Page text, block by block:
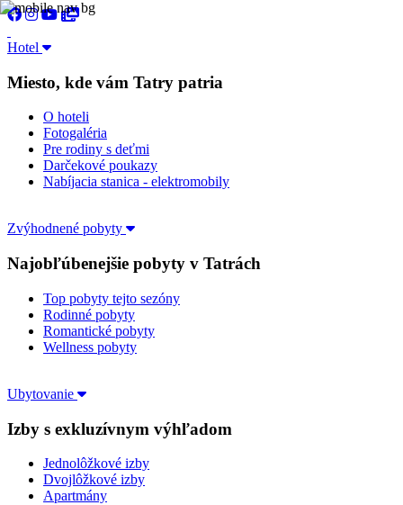
Hotel
Miesto, kde vám Tatry patria
O hoteli
Fotogaléria
Pre rodiny s deťmi
Darčekové poukazy
Nabíjacia stanica - elektromobily
Zvýhodnené pobyty
Najobľúbenejšie pobyty v Tatrách
Top pobyty tejto sezóny
Rodinné pobyty
Romantické pobyty
Wellness pobyty
Ubytovanie
Izby s exkluzívnym výhľadom
Jednolôžkové izby
Dvojlôžkové izby
Apartmány